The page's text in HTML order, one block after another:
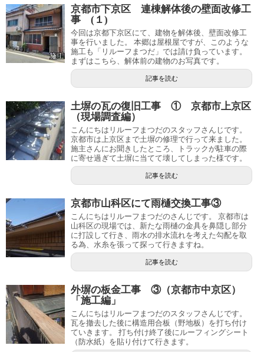
京都市下京区 連棟解体後の壁面改修工
事 (１)
今回は京都下京区にて、建物を解体後、壁面改修工
事を行いました。 本郷は屋根屋ですが、このような
施工も「リルーフまつだ」では請け負っています。
まずはこちら、解体前の建物のお写真です。
記事を読む
土塀の瓦の復旧工事 ① 京都市上京区
（現場調査編）
こんにちはリルーフまつだのスタッフさんじです。
京都市は上京区まで土塀の修理で行って来ました。
施主さんにお聞きしたところ、トラックが駐車の際
に寄せ過ぎて土塀に当てて壊してしまった様です。
記事を読む
京都市山科区にて雨樋交換工事③
こんにちはリルーフまつだのさんじです。 京都市は
山科区の現場では、新たな雨樋の金具を鼻隠し部分
に打設して行き、雨水の排水流れを考えた勾配を取
る為、水糸を張って探って行きますね。
記事を読む
外塀の板金工事 ③（京都市中京区）
「施工編」
こんにちはリルーフまつだのスタッフさんじです。
瓦を撤去した後に構造用合板（野地板）を打ち付け
ていきます。 打ち付け終了後にルーフィングシート
（防水紙）を貼り付けて行きます。